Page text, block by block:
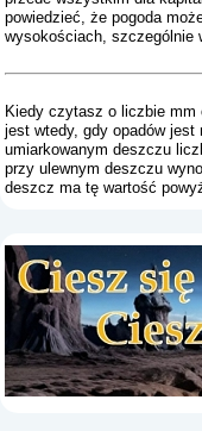
powiedzieć, że pogoda
wysokościach, szczególnie
Kiedy czytasz o liczbie mm
jest wtedy, gdy opadów
umiarkowanym deszczu
przy ulewnym deszczu
deszcz ma tę wartość